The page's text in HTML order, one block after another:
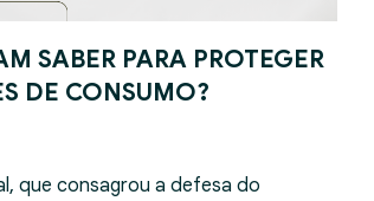
SABER PARA PROTEGER
DE CONSUMO?
que consagrou a defesa do